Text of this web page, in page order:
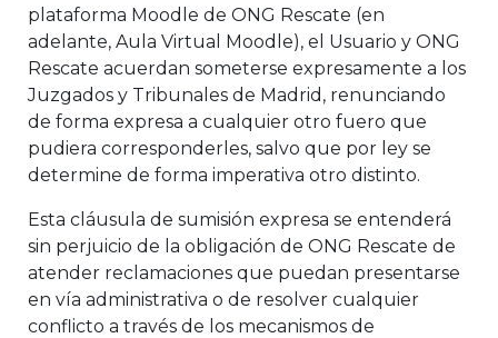
plataforma Moodle de ONG Rescate (en
adelante, Aula Virtual Moodle), el Usuario y ONG
Rescate acuerdan someterse expresamente a los
Juzgados y Tribunales de Madrid, renunciando
de forma expresa a cualquier otro fuero que
pudiera corresponderles, salvo que por ley se
determine de forma imperativa otro distinto.
Esta cláusula de sumisión expresa se entenderá
sin perjuicio de la obligación de ONG Rescate de
atender reclamaciones que puedan presentarse
en vía administrativa o de resolver cualquier
conflicto a través de los mecanismos de